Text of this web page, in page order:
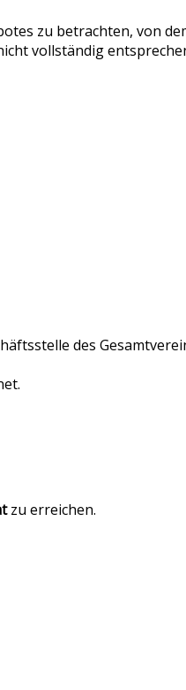
zu betrachten, von
vollständig
des
zu erreichen.